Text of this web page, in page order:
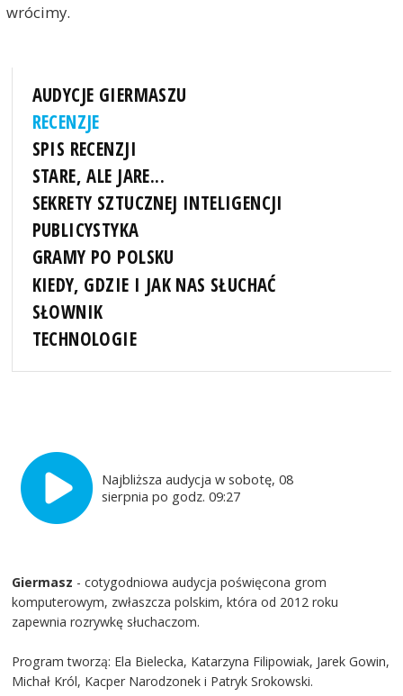
wrócimy.
AUDYCJE GIERMASZU
RECENZJE
SPIS RECENZJI
STARE, ALE JARE...
SEKRETY SZTUCZNEJ INTELIGENCJI
PUBLICYSTYKA
GRAMY PO POLSKU
KIEDY, GDZIE I JAK NAS SŁUCHAĆ
SŁOWNIK
TECHNOLOGIE
Najbliższa audycja w sobotę, 08
sierpnia po godz. 09:27
Giermasz - cotygodniowa audycja poświęcona grom
komputerowym, zwłaszcza polskim, która od 2012 roku
zapewnia rozrywkę słuchaczom.
Program tworzą: Ela Bielecka, Katarzyna Filipowiak, Jarek Gowin,
Michał Król, Kacper Narodzonek i Patryk Srokowski.